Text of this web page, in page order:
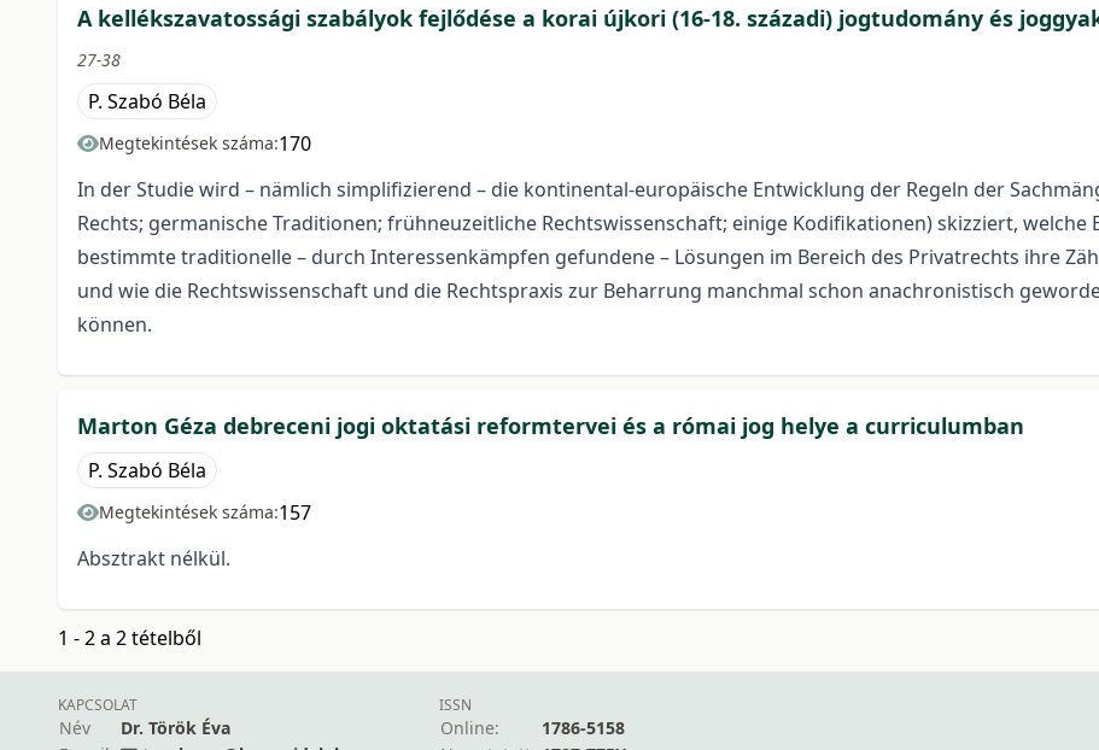
A kellékszavatossági szabályok fejlődése a korai újkori (16-18. századi) jogtudomány és
27-38
P. Szabó Béla
Megtekintések száma:170
In der Studie wird – nämlich simplifizierend – die kontinental-europäische Entwicklung der Regeln der
Rechts; germanische Traditionen; frühneuzeitliche Rechtswissenschaft; einige Kodifikationen) skizziert,
bestimmte traditionelle – durch Interessenkämpfen gefundene– Lösungen im Bereich des Privatrechts ihre
und wie die Rechtswissenschaft und die Rechtspraxis zur Beharrung manchmal schon anachronistisch
können.
Marton Géza debreceni jogi oktatási reformtervei és a római jog helye a curriculumban
P. Szabó Béla
Megtekintések száma:157
Absztrakt nélkül.
1 - 2 a 2 tételből
KAPCSOLAT
Név
Dr. Török Éva
ISSN
Online:
1786-5158